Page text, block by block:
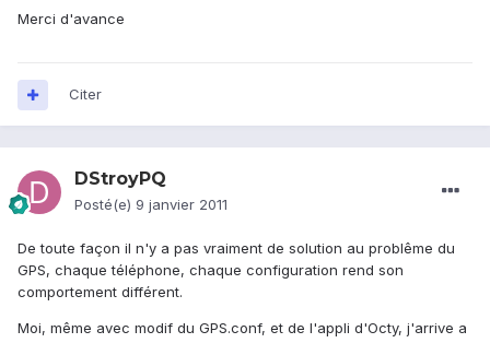
Merci d'avance
Citer
DStroyPQ
Posté(e) 9 janvier 2011
De toute façon il n'y a pas vraiment de solution au problême du
GPS, chaque téléphone, chaque configuration rend son
comportement différent.
Moi, même avec modif du GPS.conf, et de l'appli d'Octy, j'arrive a